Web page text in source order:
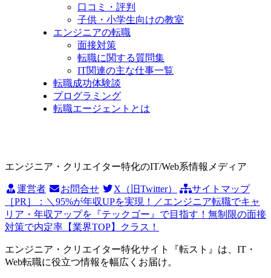
口コミ・評判
子供・小学生向けの教室
エンジニアの転職
面接対策
転職に関する質問集
IT関連の主な仕事一覧
転職成功体験談
プログラミング
転職エージェントとは
エンジニア・クリエイター特化のIT/Web系情報メディア
運営者 お問合せ X（旧Twitter）
サイトマップ
［PR］：＼95%が年収UPを実現！／エンジニア転職でキャ
リア・年収アップを『テックゴー』で目指す！無制限の面接
対策で内定率【業界TOP】クラス！
エンジニア・クリエイター特化サイト『転スト』は、IT・
Web転職に役立つ情報を幅広くお届け。